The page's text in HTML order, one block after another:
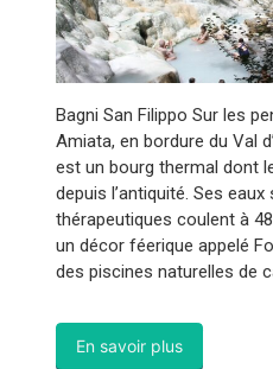
Bagni San Filippo Sur les
Amiata, en bordure du Val
est un bourg thermal dont
depuis l’antiquité. Ses
thérapeutiques coulent à
un décor féerique appelé
des piscines naturelles de
En savoir plus